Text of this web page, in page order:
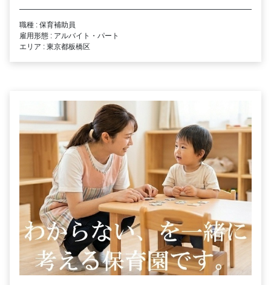
職種 : 保育補助員
雇用形態 : アルバイト・パート
エリア : 東京都板橋区